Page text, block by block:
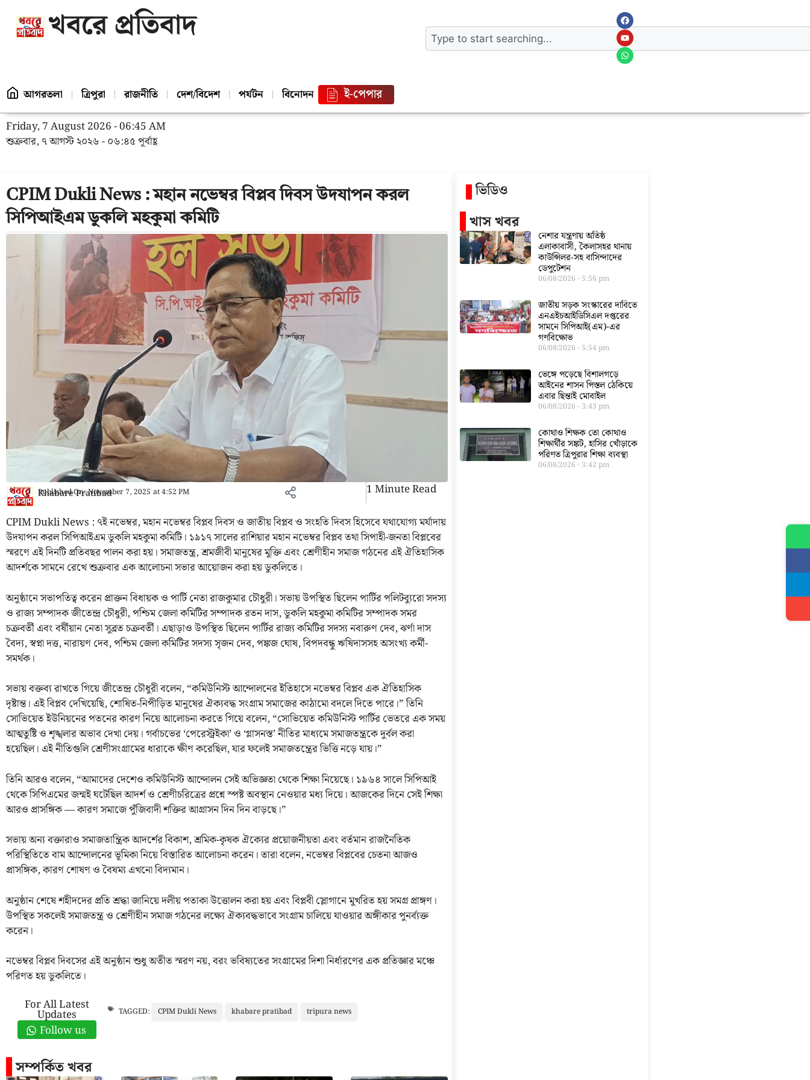
খবরে প্রতিবাদ
আগরতলা ত্রিপুরা রাজনীতি দেশ/বিদেশ পর্যটন বিনোদন ই-পেপার
Friday, 7 August 2026 - 06:45 AM
শুক্রবার, ৭ আগস্ট ২০২৬ - ০৬:৪৫ পূর্বাহ্ণ
CPIM Dukli News : মহান নভেম্বর বিপ্লব দিবস উদযাপন করল
সিপিআইএম ডুকলি মহকুমা কমিটি
Khabare Pratibad
Published On:November 7, 2025 at4:52 PM
1 Minute Read
CPIM Dukli News : ৭ই নভেম্বর, মহান নভেম্বর বিপ্লব দিবস ও জাতীয় বিপ্লব ও সংহতি দিবস হিসেবে যথাযোগ্য মর্যাদায়
উদযাপন করল সিপিআইএম ডুকলি মহকুমা কমিটি। ১৯১৭ সালের রাশিয়ার মহান নভেম্বর বিপ্লব তথা সিপাহী-জনতা বিপ্লবের
স্মরণে এই দিনটি প্রতিবছর পালন করা হয়। সমাজতন্ত্র, শ্রমজীবী মানুষের মুক্তি এবং শ্রেণীহীন সমাজ গঠনের এই ঐতিহাসিক
আদর্শকে সামনে রেখে শুক্রবার এক আলোচনা সভার আয়োজন করা হয় ডুকলিতে।
অনুষ্ঠানে সভাপতিত্ব করেন প্রাক্তন বিধায়ক ও পার্টি নেতা রাজকুমার চৌধুরী। সভায় উপস্থিত ছিলেন পার্টির পলিটব্যুরো সদস্য
ও রাজ্য সম্পাদক জীতেন্দ্র চৌধুরী, পশ্চিম জেলা কমিটির সম্পাদক রতন দাস, ডুকলি মহকুমা কমিটির সম্পাদক সমর
চক্রবর্তী এবং বর্ষীয়ান নেতা সুব্রত চক্রবর্তী। এছাড়াও উপস্থিত ছিলেন পার্টির রাজ্য কমিটির সদস্য নবারুণ দেব, ঝর্ণা দাস
বৈদ্য, স্বপ্না দত্ত, নারায়ণ দেব, পশ্চিম জেলা কমিটির সদস্য সৃজন দেব, পঙ্কজ ঘোষ, বিপদবন্ধু ঋষিদাসসহ অসংখ্য কর্মী-
সমর্থক।
সভায় বক্তব্য রাখতে গিয়ে জীতেন্দ্র চৌধুরী বলেন, “কমিউনিস্ট আন্দোলনের ইতিহাসে নভেম্বর বিপ্লব এক ঐতিহাসিক
দৃষ্টান্ত। এই বিপ্লব দেখিয়েছি, শোষিত-নিপীড়িত মানুষের ঐক্যবদ্ধ সংগ্রাম সমাজের কাঠামো বদলে দিতে পারে।” তিনি
সোভিয়েত ইউনিয়নের পতনের কারণ নিয়ে আলোচনা করতে গিয়ে বলেন, “সোভিয়েত কমিউনিস্ট পার্টির ভেতরে এক সময়
আত্মতুষ্টি ও শৃঙ্খলার অভাব দেখা দেয়। গর্বাচভের ‘পেরেস্ট্রইকা’ ও ‘গ্লাসনস্ত’ নীতির মাধ্যমে সমাজতন্ত্রকে দুর্বল করা
হয়েছিল। এই নীতিগুলি শ্রেণীসংগ্রামের ধারাকে ক্ষীণ করেছিল, যার ফলেই সমাজতন্ত্রের ভিত্তি নড়ে যায়।”
তিনি আরও বলেন, “আমাদের দেশেও কমিউনিস্ট আন্দোলন সেই অভিজ্ঞতা থেকে শিক্ষা নিয়েছে। ১৯৬৪ সালে সিপিআই
থেকে সিপিএমের জন্মই ঘটেছিল আদর্শ ও শ্রেণীচরিত্রের প্রশ্নে স্পষ্ট অবস্থান নেওয়ার মধ্য দিয়ে। আজকের দিনে সেই শিক্ষা
আরও প্রাসঙ্গিক — কারণ সমাজে পুঁজিবাদী শক্তির আগ্রাসন দিন দিন বাড়ছে।”
সভায় অন্য বক্তারাও সমাজতান্ত্রিক আদর্শের বিকাশ, শ্রমিক-কৃষক ঐক্যের প্রয়োজনীয়তা এবং বর্তমান রাজনৈতিক
পরিস্থিতিতে বাম আন্দোলনের ভূমিকা নিয়ে বিস্তারিত আলোচনা করেন। তারা বলেন, নভেম্বর বিপ্লবের চেতনা আজও
প্রাসঙ্গিক, কারণ শোষণ ও বৈষম্য এখনো বিদ্যমান।
অনুষ্ঠান শেষে শহীদদের প্রতি শ্রদ্ধা জানিয়ে দলীয় পতাকা উত্তোলন করা হয় এবং বিপ্লবী স্লোগানে মুখরিত হয় সমগ্র প্রাঙ্গণ।
উপস্থিত সকলেই সমাজতন্ত্র ও শ্রেণীহীন সমাজ গঠনের লক্ষ্যে ঐক্যবদ্ধভাবে সংগ্রাম চালিয়ে যাওয়ার অঙ্গীকার পুনর্ব্যক্ত
করেন।
নভেম্বর বিপ্লব দিবসের এই অনুষ্ঠান শুধু অতীত স্মরণ নয়, বরং ভবিষ্যতের সংগ্রামের দিশা নির্ধারণের এক প্রতিজ্ঞার মঞ্চে
পরিণত হয় ডুকলিতে।
For All Latest
Updates
Follow us
TAGGED: CPIM Dukli News khabare pratibad tripura news
সম্পর্কিত খবর
ভিডিও
খাস খবর
নেশার যন্ত্রণায় অতিষ্ঠ
এলাকাবাসী, কৈলাসহর থানায়
কাউন্সিলর-সহ বাসিন্দাদের
ডেপুটেশন
06/08/2026 5:56 pm
জাতীয় সড়ক সংস্কারের দাবিতে
এনএইচআইডিসিএল দপ্তরের
সামনে সিপিআই(এম)-এর
গণবিক্ষোভ
06/08/2026 5:54 pm
ভেঙ্গে পড়েছে বিশালগড়ে
আইনের শাসন পিস্তল ঠেকিয়ে
এবার ছিন্তাই মোবাইল
06/08/2026 3:43 pm
কোথাও শিক্ষক তো কোথাও
শিক্ষার্থীর সঙ্কট, হাসির খোঁড়াকে
পরিণত ত্রিপুরার শিক্ষা ব্যবস্থা
06/08/2026 3:42 pm